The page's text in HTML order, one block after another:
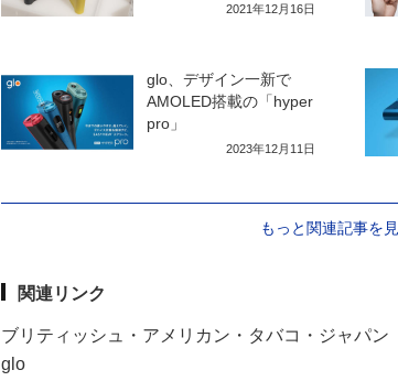
2021年12月16日
glo、デザイン一新で
AMOLED搭載の「hyper
pro」
2023年12月11日
もっと関連記事を
関連リンク
ブリティッシュ・アメリカン・タバコ・ジャパン
glo